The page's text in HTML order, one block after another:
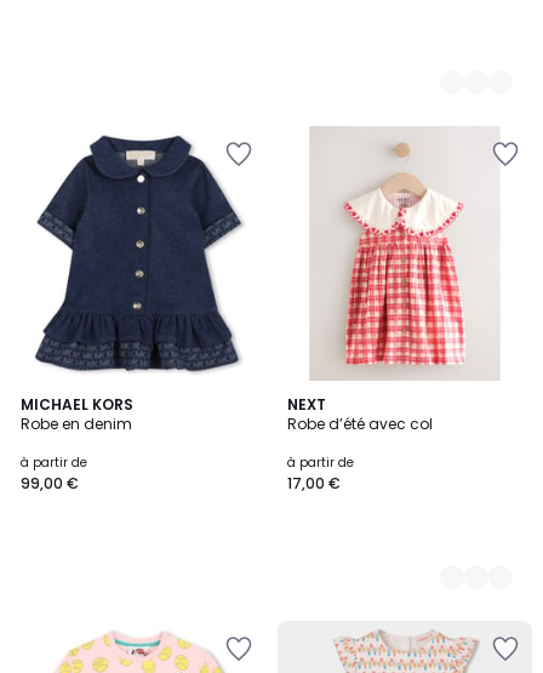
MICHAEL KORS
Robe en denim
à partir de
99,00 €
NEXT
Robe d’été avec col
à partir de
17,00 €
5
Couleurs